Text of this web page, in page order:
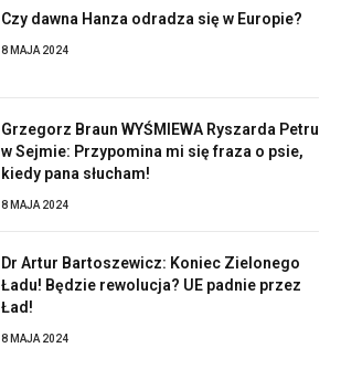
Czy dawna Hanza odradza się w Europie?
8 MAJA 2024
Grzegorz Braun WYŚMIEWA Ryszarda Petru
w Sejmie: Przypomina mi się fraza o psie,
kiedy pana słucham!
8 MAJA 2024
Dr Artur Bartoszewicz: Koniec Zielonego
Ładu! Będzie rewolucja? UE padnie przez
Ład!
8 MAJA 2024